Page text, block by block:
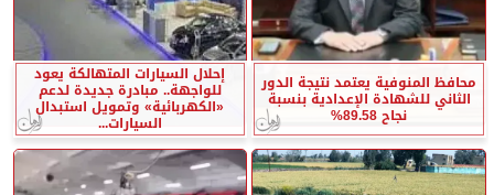
محافظ المنوفية يعتمد نتيجة الدور
الثاني للشهادة الإعدادية بنسبة
نجاح 89.58%
إحلال السيارات المتهالكة يعود
للواجهة.. مبادرة جديدة لدعم
«الكهربائية» وتمويل استبدال
السيارات...